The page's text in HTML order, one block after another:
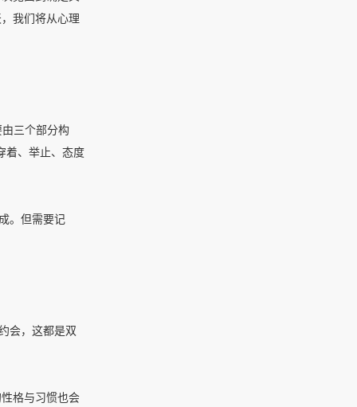
我们将从心理
三个部分构
着、举止、态度
。但需要记
会，这都是双
格与习惯也会